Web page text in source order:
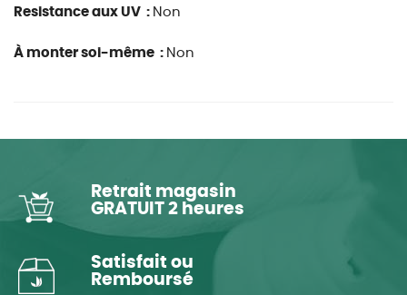
Resistance aux UV : Non
À monter soi-même : Non
Retrait magasin
GRATUIT 2 heures
Satisfait ou
Remboursé